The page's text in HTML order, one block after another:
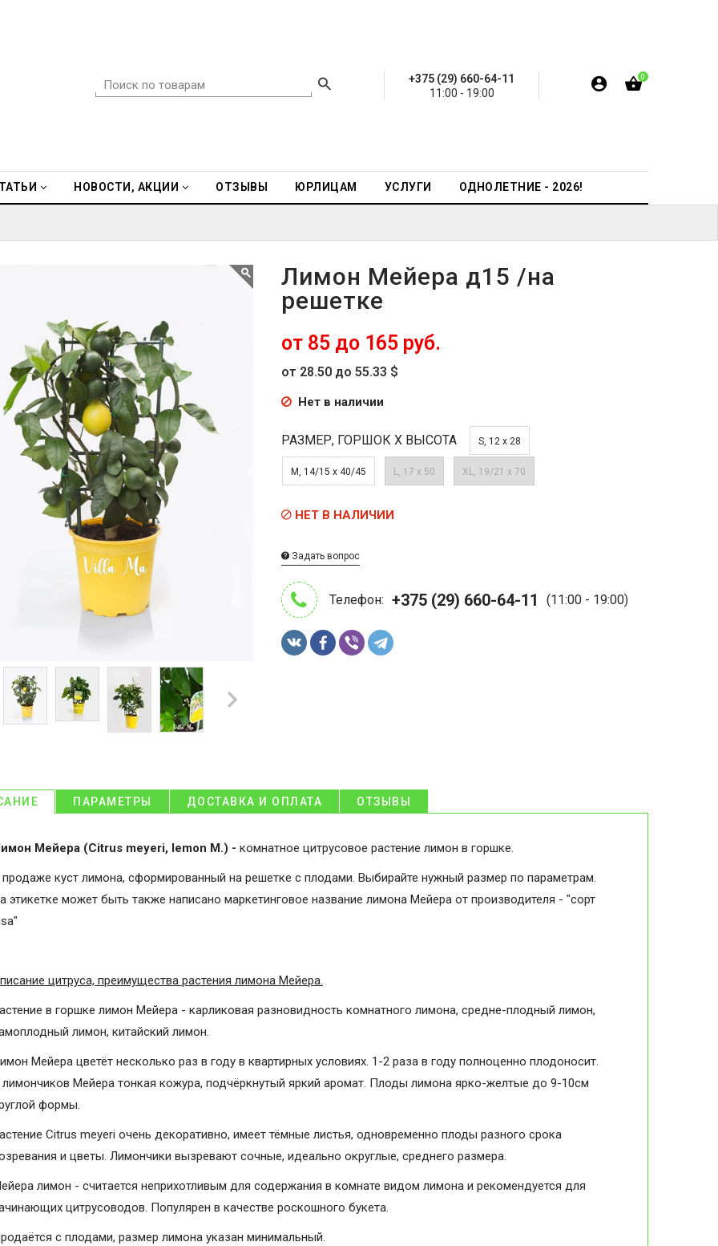
+375 (29) 660-64-11
11:00 - 19:00
0
НОВОСТИ, АКЦИИ ОТЗЫВЫ ЮРЛИЦАМ УСЛУГИ ОДНОЛЕТНИЕ - 2026!
Лимон Мейера д15 /на
решетке
от 85 до 165 руб.
от 28.50 до 55.33 $
Нет в наличии
РАЗМЕР, ГОРШОК Х ВЫСОТА S, 12 х 28
M, 14/15 х 40/45 L, 17 х 50 XL, 19/21 х 70
НЕТ В НАЛИЧИИ
Задать вопрос
Телефон: +375 (29) 660-64-11 (11:00 - 19:00)
ПАРАМЕТРЫ ДОСТАВКА И ОПЛАТА ОТЗЫВЫ
Мейера (Citrus meyeri, lemon M.) - комнатное цитрусовое растение лимон в горшке.
куст лимона, сформированный на решетке с плодами. Выбирайте нужный размер по параметрам.
этикетке может быть также написано маркетинговое название лимона Мейера от производителя - "сорт
цитруса, преимущества растения лимона Мейера.
в горшке лимон Мейера - карликовая разновидность комнатного лимона, средне-плодный лимон,
лимон, китайский лимон.
Мейера цветёт несколько раз в году в квартирных условиях. 1-2 раза в году полноценно плодоносит.
Мейера тонкая кожура, подчёркнутый яркий аромат. Плоды лимона ярко-желтые до 9-10см
формы.
Citrus meyeri очень декоративно, имеет тёмные листья, одновременно плоды разного срока
и цветы. Лимончики вызревают сочные, идеально округлые, среднего размера.
лимон - считается неприхотливым для содержания в комнате видом лимона и рекомендуется для
цитрусоводов. Популярен в качестве роскошного букета.
с плодами, размер лимона указан минимальный.